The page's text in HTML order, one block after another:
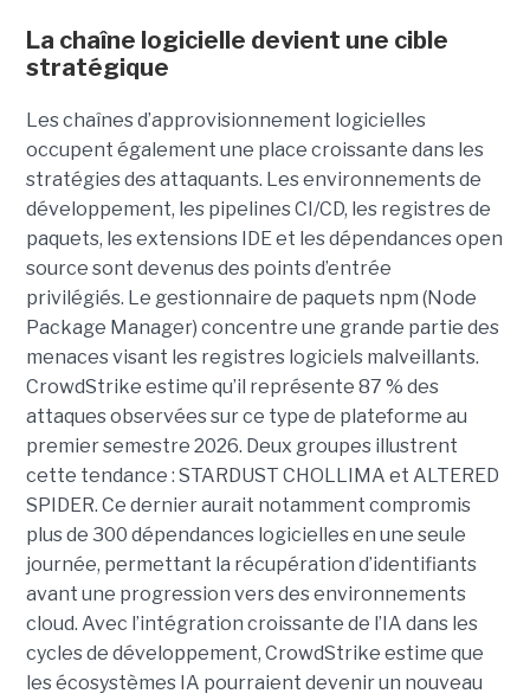
La chaîne logicielle devient une cible
stratégique
Les chaînes d’approvisionnement logicielles
occupent également une place croissante dans les
stratégies des attaquants. Les environnements de
développement, les pipelines CI/CD, les registres de
paquets, les extensions IDE et les dépendances open
source sont devenus des points d’entrée
privilégiés. Le gestionnaire de paquets npm (Node
Package Manager) concentre une grande partie des
menaces visant les registres logiciels malveillants.
CrowdStrike estime qu’il représente 87 % des
attaques observées sur ce type de plateforme au
premier semestre 2026. Deux groupes illustrent
cette tendance : STARDUST CHOLLIMA et ALTERED
SPIDER. Ce dernier aurait notamment compromis
plus de 300 dépendances logicielles en une seule
journée, permettant la récupération d’identifiants
avant une progression vers des environnements
cloud. Avec l’intégration croissante de l’IA dans les
cycles de développement, CrowdStrike estime que
les écosystèmes IA pourraient devenir un nouveau